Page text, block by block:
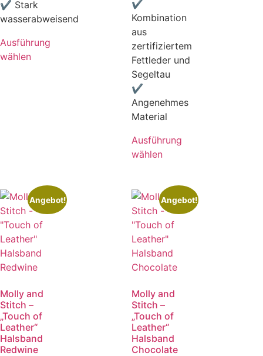
✔ Stark
wasserabweisend
Ausführung
wählen
✔
Kombination
aus
zertifiziertem
Fettleder und
Segeltau
✔
Angenehmes
Material
Ausführung
wählen
Angebot!
Molly and
Stitch –
„Touch of
Leather“
Halsband
Redwine
Angebot!
Molly and
Stitch –
„Touch of
Leather“
Halsband
Chocolate